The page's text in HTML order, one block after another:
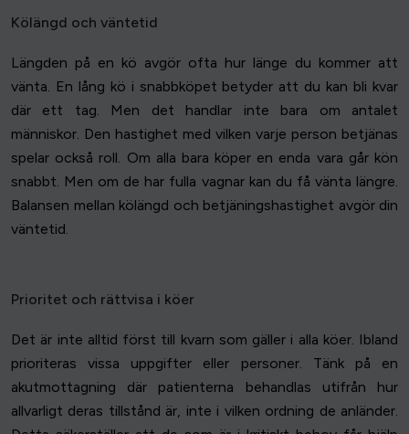
Kölängd och väntetid
Längden på en kö avgör ofta hur länge du kommer att
vänta. En lång kö i snabbköpet betyder att du kan bli kvar
där ett tag. Men det handlar inte bara om antalet
människor. Den hastighet med vilken varje person betjänas
spelar också roll. Om alla bara köper en enda vara går kön
snabbt. Men om de har fulla vagnar kan du få vänta längre.
Balansen mellan kölängd och betjäningshastighet avgör din
väntetid.
Prioritet och rättvisa i köer
Det är inte alltid först till kvarn som gäller i alla köer. Ibland
prioriteras vissa uppgifter eller personer. Tänk på en
akutmottagning där patienterna behandlas utifrån hur
allvarligt deras tillstånd är, inte i vilken ordning de anländer.